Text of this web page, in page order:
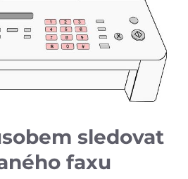
sledovat
faxu